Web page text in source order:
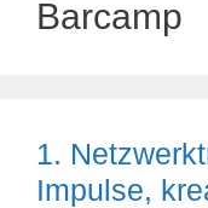
Barcamp
1.
Impulse,